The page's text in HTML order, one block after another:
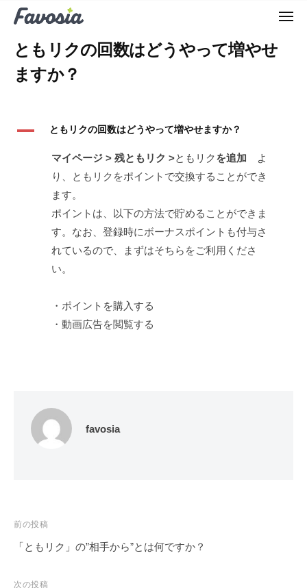
a
v
a
メ
ともリクの回数はどうやって増やせ
ますか？
A ともリクの回数はどうやって増やせますか？
マイページ > 残ともリク >ともリクを追加
よ
り、ともリクをポイントで交換することができ
ます。
ポイントは、以下の方法で貯めることができま
す。なお、登録時にボーナスポイントも付与さ
れているので、まずはそちらをご利用くださ
い。
・ポイントを購入する
・動画広告を閲覧する
favosia
投
稿
ビ
前の投稿
「ともリク」の”相手から”とは何ですか？
次の投稿
a
o
m
a
h
ー